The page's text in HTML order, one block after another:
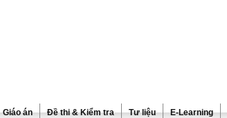
Giáo án Đề thi & Kiểm tra Tư liệu E-Learning